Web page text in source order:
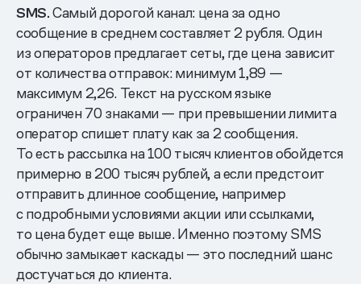
SMS.Самый дорогой канал: цена за одно
сообщение в среднем составляет 2 рубля. Один
из операторов предлагает сеты, где цена зависит
от количества отправок: минимум 1,89 —
максимум 2,26. Текст на русском языке
ограничен 70 знаками — при превышении лимита
оператор спишет плату как за 2 сообщения.
То есть рассылка на 100 тысяч клиентов обойдется
примерно в 200 тысяч рублей, а если предстоит
отправить длинное сообщение, например
с подробными условиями акции или ссылками,
то цена будет еще выше. Именно поэтому SMS
обычно замыкает каскады — это последний шанс
достучаться до клиента.